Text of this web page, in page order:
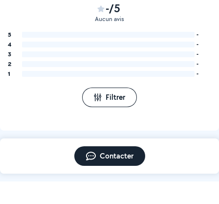
-/5
Aucun avis
5
-
4
-
3
-
2
-
1
-
Filtrer
Contacter